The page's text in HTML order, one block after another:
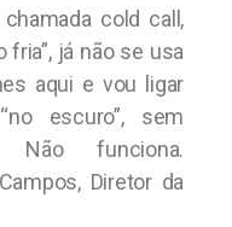
cold call,
fria”, já não se usa
aqui e vou ligar
escuro”, sem
Não funciona.
Diretor da